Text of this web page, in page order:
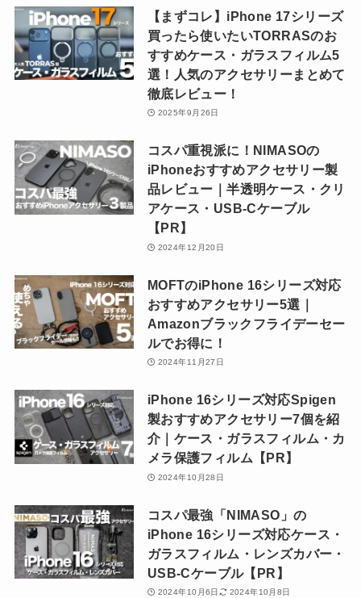
【まずコレ】iPhone 17シリーズ
買ったら使いたいTORRASのお
すすめケース・ガラスフィルム5
選！人気のアクセサリーまとめて
徹底レビュー！
2025年9月26日
コスパ重視派に！NIMASOの
iPhoneおすすめアクセサリー製
品レビュー｜半透明ケース・クリ
アケース・USB-Cケーブル
【PR】
2024年12月20日
MOFTのiPhone 16シリーズ対応
おすすめアクセサリー5選｜
Amazonブラックフライデーセー
ルでお得に！
2024年11月27日
iPhone 16シリーズ対応Spigen
製おすすめアクセサリー7個を紹
介｜ケース・ガラスフィルム・カ
メラ保護フィルム【PR】
2024年10月28日
コスパ最強「NIMASO」の
iPhone 16シリーズ対応ケース・
ガラスフィルム・レンズカバー・
USB-Cケーブル【PR】
2024年10月6日 2024年10月8日